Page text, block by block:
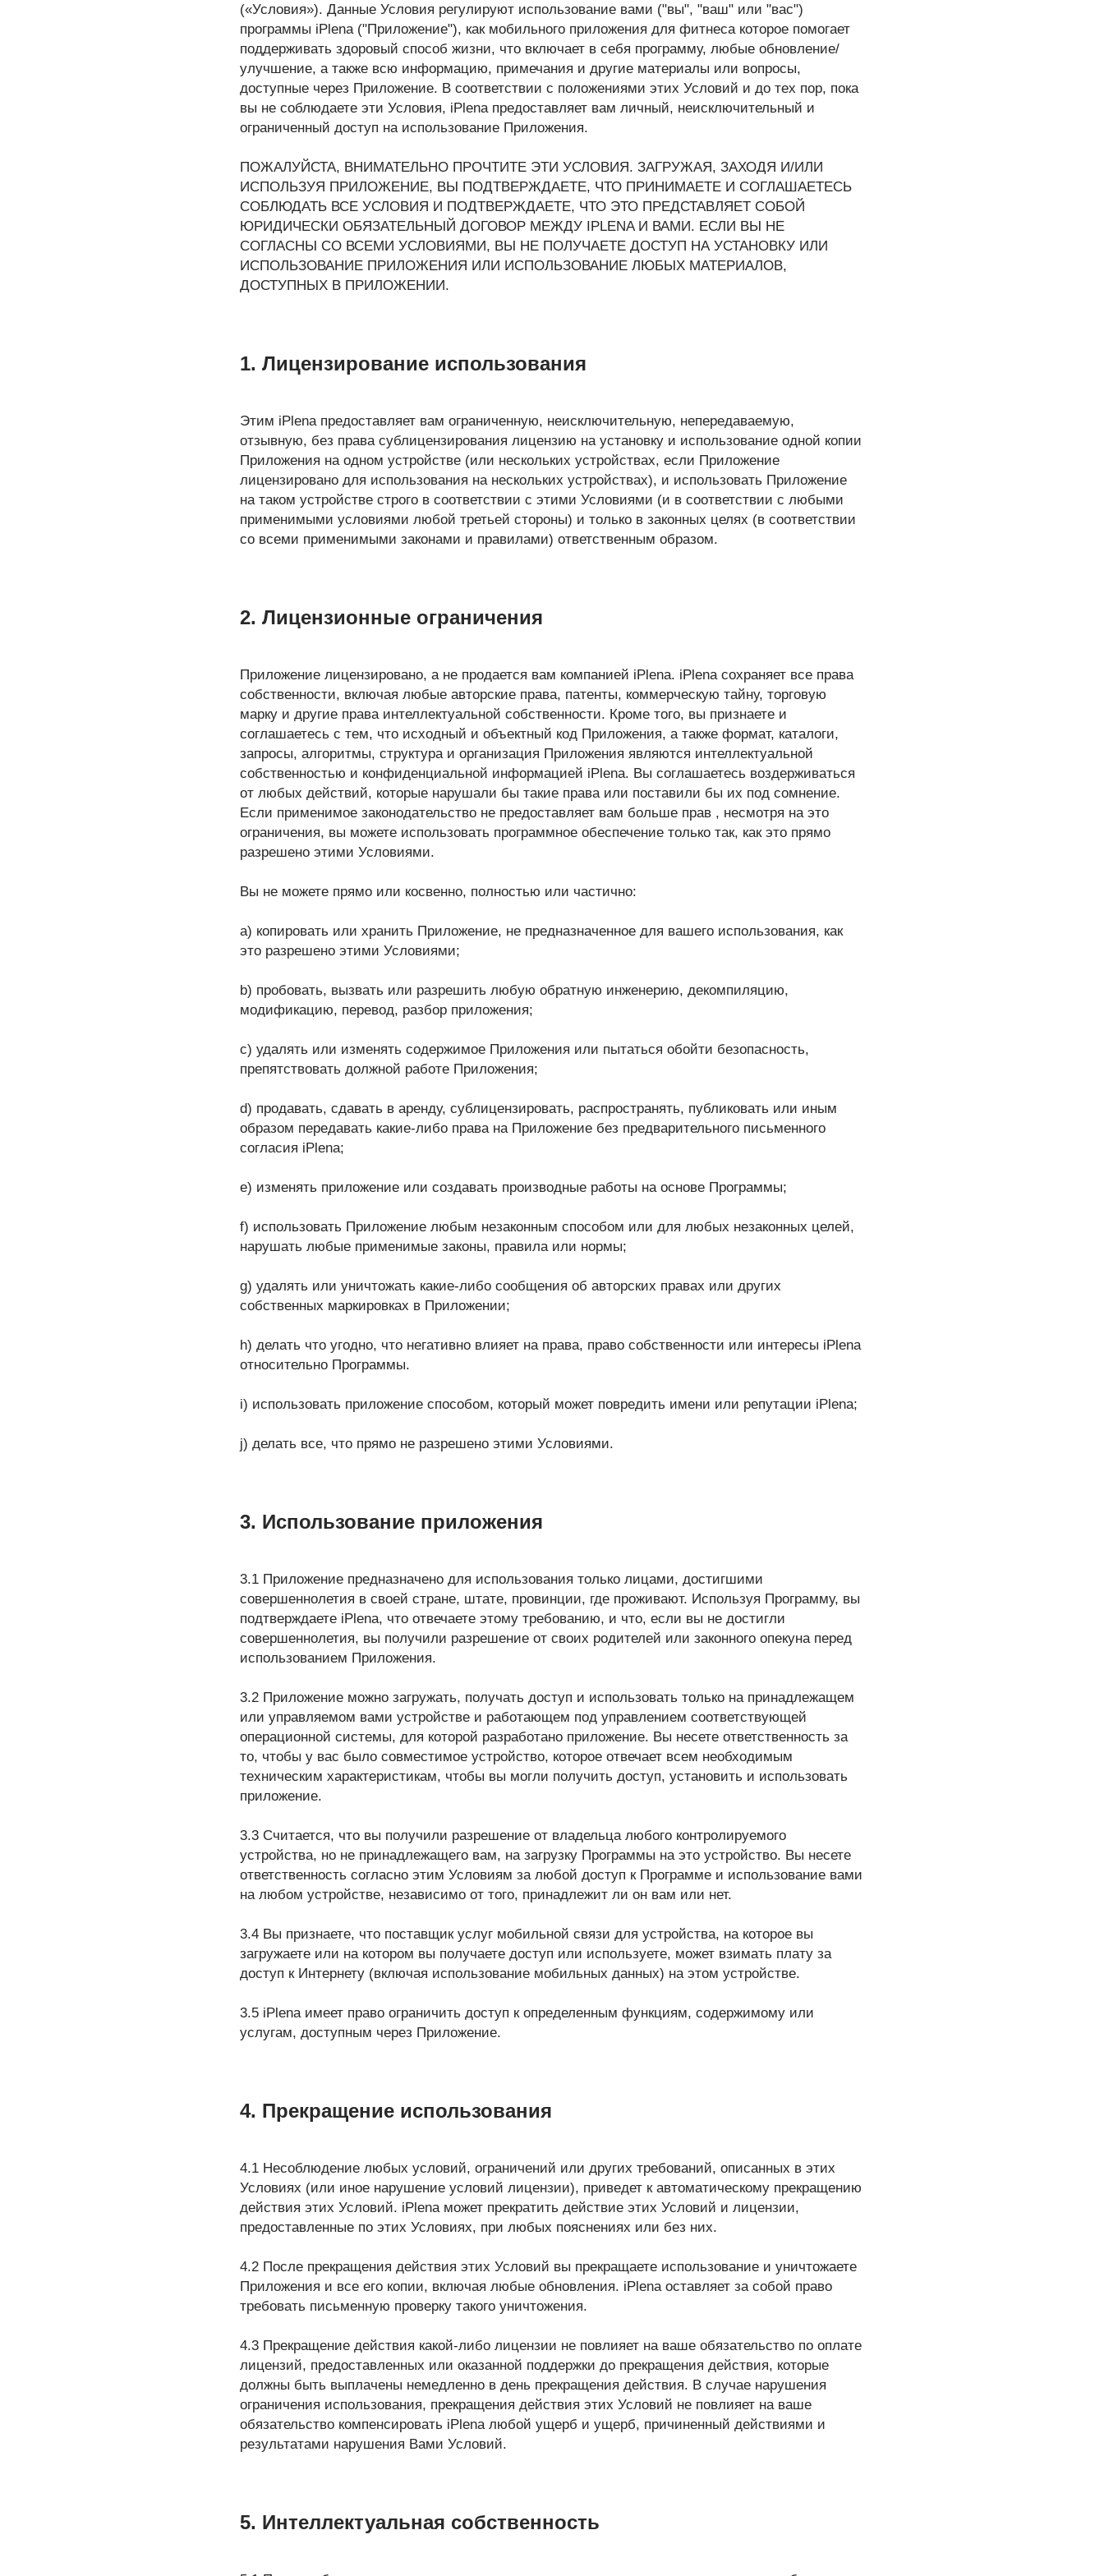
(«Условия»). Данные Условия регулируют использование вами ("вы", "ваш" или "вас")
программы iPlena ("Приложение"), как мобильного приложения для фитнеса которое помогает
поддерживать здоровый способ жизни, что включает в себя программу, любые обновление/
улучшение, а также всю информацию, примечания и другие материалы или вопросы,
доступные через Приложение. В соответствии с положениями этих Условий и до тех пор, пока
вы не соблюдаете эти Условия, iPlena предоставляет вам личный, неисключительный и
ограниченный доступ на использование Приложения.
ПОЖАЛУЙСТА, ВНИМАТЕЛЬНО ПРОЧТИТЕ ЭТИ УСЛОВИЯ. ЗАГРУЖАЯ, ЗАХОДЯ И/ИЛИ
ИСПОЛЬЗУЯ ПРИЛОЖЕНИЕ, ВЫ ПОДТВЕРЖДАЕТЕ, ЧТО ПРИНИМАЕТЕ И СОГЛАШАЕТЕСЬ
СОБЛЮДАТЬ ВСЕ УСЛОВИЯ И ПОДТВЕРЖДАЕТЕ, ЧТО ЭТО ПРЕДСТАВЛЯЕТ СОБОЙ
ЮРИДИЧЕСКИ ОБЯЗАТЕЛЬНЫЙ ДОГОВОР МЕЖДУ IPLENA И ВАМИ. ЕСЛИ ВЫ НЕ
СОГЛАСНЫ СО ВСЕМИ УСЛОВИЯМИ, ВЫ НЕ ПОЛУЧАЕТЕ ДОСТУП НА УСТАНОВКУ ИЛИ
ИСПОЛЬЗОВАНИЕ ПРИЛОЖЕНИЯ ИЛИ ИСПОЛЬЗОВАНИЕ ЛЮБЫХ МАТЕРИАЛОВ,
ДОСТУПНЫХ В ПРИЛОЖЕНИИ.
1. Лицензирование использования
Этим iPlena предоставляет вам ограниченную, неисключительную, непередаваемую,
отзывную, без права сублицензирования лицензию на установку и использование одной копии
Приложения на одном устройстве (или нескольких устройствах, если Приложение
лицензировано для использования на нескольких устройствах), и использовать Приложение
на таком устройстве строго в соответствии с этими Условиями (и в соответствии с любыми
применимыми условиями любой третьей стороны) и только в законных целях (в соответствии
со всеми применимыми законами и правилами) ответственным образом.
2. Лицензионные ограничения
Приложение лицензировано, а не продается вам компанией iPlena. iPlena сохраняет все права
собственности, включая любые авторские права, патенты, коммерческую тайну, торговую
марку и другие права интеллектуальной собственности. Кроме того, вы признаете и
соглашаетесь с тем, что исходный и объектный код Приложения, а также формат, каталоги,
запросы, алгоритмы, структура и организация Приложения являются интеллектуальной
собственностью и конфиденциальной информацией iPlena. Вы соглашаетесь воздерживаться
от любых действий, которые нарушали бы такие права или поставили бы их под сомнение.
Если применимое законодательство не предоставляет вам больше прав , несмотря на это
ограничения, вы можете использовать программное обеспечение только так, как это прямо
разрешено этими Условиями.
Вы не можете прямо или косвенно, полностью или частично:
а) копировать или хранить Приложение, не предназначенное для вашего использования, как
это разрешено этими Условиями;
b) пробовать, вызвать или разрешить любую обратную инженерию, декомпиляцию,
модификацию, перевод, разбор приложения;
с) удалять или изменять содержимое Приложения или пытаться обойти безопасность,
препятствовать должной работе Приложения;
d) продавать, сдавать в аренду, сублицензировать, распространять, публиковать или иным
образом передавать какие-либо права на Приложение без предварительного письменного
согласия iPlena;
e) изменять приложение или создавать производные работы на основе Программы;
f) использовать Приложение любым незаконным способом или для любых незаконных целей,
нарушать любые применимые законы, правила или нормы;
g) удалять или уничтожать какие-либо сообщения об авторских правах или других
собственных маркировках в Приложении;
h) делать что угодно, что негативно влияет на права, право собственности или интересы iPlena
относительно Программы.
i) использовать приложение способом, который может повредить имени или репутации iPlena;
j) делать все, что прямо не разрешено этими Условиями.
3. Использование приложения
3.1 Приложение предназначено для использования только лицами, достигшими
совершеннолетия в своей стране, штате, провинции, где проживают. Используя Программу, вы
подтверждаете iPlena, что отвечаете этому требованию, и что, если вы не достигли
совершеннолетия, вы получили разрешение от своих родителей или законного опекуна перед
использованием Приложения.
3.2 Приложение можно загружать, получать доступ и использовать только на принадлежащем
или управляемом вами устройстве и работающем под управлением соответствующей
операционной системы, для которой разработано приложение. Вы несете ответственность за
то, чтобы у вас было совместимое устройство, которое отвечает всем необходимым
техническим характеристикам, чтобы вы могли получить доступ, установить и использовать
приложение.
3.3 Считается, что вы получили разрешение от владельца любого контролируемого
устройства, но не принадлежащего вам, на загрузку Программы на это устройство. Вы несете
ответственность согласно этим Условиям за любой доступ к Программе и использование вами
на любом устройстве, независимо от того, принадлежит ли он вам или нет.
3.4 Вы признаете, что поставщик услуг мобильной связи для устройства, на которое вы
загружаете или на котором вы получаете доступ или используете, может взимать плату за
доступ к Интернету (включая использование мобильных данных) на этом устройстве.
3.5 iPlena имеет право ограничить доступ к определенным функциям, содержимому или
услугам, доступным через Приложение.
4. Прекращение использования
4.1 Несоблюдение любых условий, ограничений или других требований, описанных в этих
Условиях (или иное нарушение условий лицензии), приведет к автоматическому прекращению
действия этих Условий. iPlena может прекратить действие этих Условий и лицензии,
предоставленные по этих Условиях, при любых пояснениях или без них.
4.2 После прекращения действия этих Условий вы прекращаете использование и уничтожаете
Приложения и все его копии, включая любые обновления. iPlena оставляет за собой право
требовать письменную проверку такого уничтожения.
4.3 Прекращение действия какой-либо лицензии не повлияет на ваше обязательство по оплате
лицензий, предоставленных или оказанной поддержки до прекращения действия, которые
должны быть выплачены немедленно в день прекращения действия. В случае нарушения
ограничения использования, прекращения действия этих Условий не повлияет на ваше
обязательство компенсировать iPlena любой ущерб и ущерб, причиненный действиями и
результатами нарушения Вами Условий.
5. Интеллектуальная собственность